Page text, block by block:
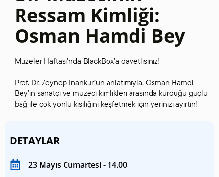
Ressam Kimliği:
Osman Hamdi Bey
Müzeler Haftası’nda BlackBox’a davetlisiniz!
Prof. Dr. Zeynep İnankur’un anlatımıyla, Osman Hamdi
Bey’in sanatçı ve müzeci kimlikleri arasında kurduğu güçlü
bağ ile çok yönlü kişiliğini keşfetmek için yerinizi ayırtın!
DETAYLAR
23 Mayıs Cumartesi - 14.00